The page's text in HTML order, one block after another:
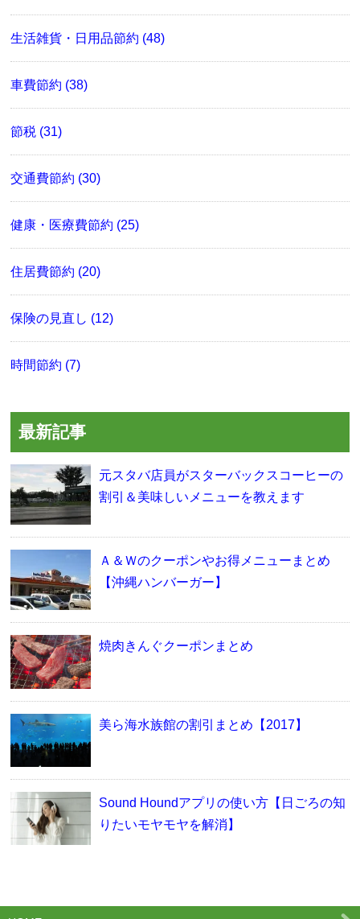
生活雑貨・日用品節約 (48)
車費節約 (38)
節税 (31)
交通費節約 (30)
健康・医療費節約 (25)
住居費節約 (20)
保険の見直し (12)
時間節約 (7)
最新記事
元スタバ店員がスターバックスコーヒーの
割引＆美味しいメニューを教えます
Ａ＆Ｗのクーポンやお得メニューまとめ
【沖縄ハンバーガー】
焼肉きんぐクーポンまとめ
美ら海水族館の割引まとめ【2017】
Sound Houndアプリの使い方【日ごろの知
りたいモヤモヤを解消】